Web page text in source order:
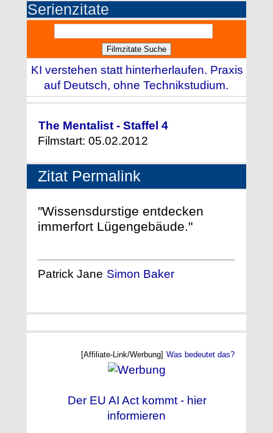
Serienzitate
KI verstehen statt hinterherlaufen. Praxis
auf Deutsch, ohne Technikstudium.
The Mentalist - Staffel 4
Filmstart: 05.02.2012
Zitat Permalink
"Wissensdurstige entdecken
immerfort Lügengebäude."
Patrick Jane Simon Baker
[Affiliate-Link/Werbung] Was bedeutet das?
Der EU AI Act kommt - hier
informieren